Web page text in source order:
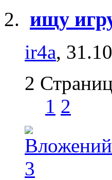
ищу
ir4a,
2
1 2